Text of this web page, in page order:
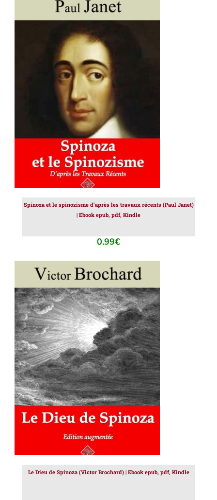
AJOUTER AU PANIER /
Spinoza et le spinozisme d’après les travaux récents (Paul Janet)
| Ebook epub, pdf, Kindle
0.99€
AJOUTER AU PANIER / DÉTAILS
Le Dieu de Spinoza (Victor Brochard) | Ebook epub, pdf, Kindle